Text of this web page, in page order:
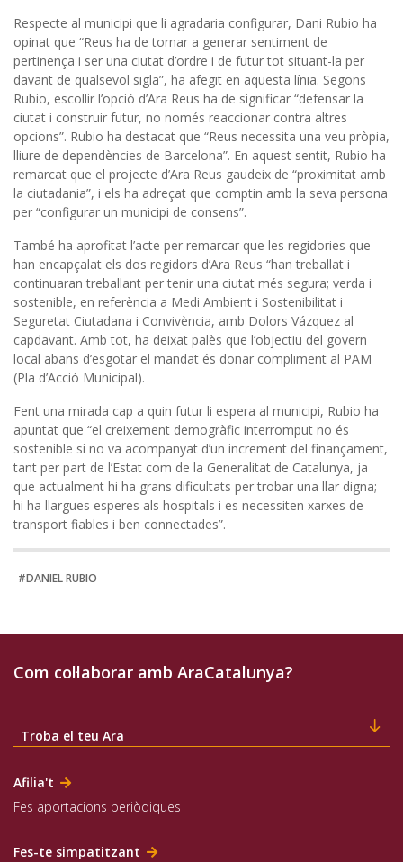
Respecte al municipi que li agradaria configurar, Dani Rubio ha
opinat que “Reus ha de tornar a generar sentiment de
pertinença i ser una ciutat d’ordre i de futur tot situant-la per
davant de qualsevol sigla”, ha afegit en aquesta línia. Segons
Rubio, escollir l’opció d’Ara Reus ha de significar “defensar la
ciutat i construir futur, no només reaccionar contra altres
opcions”. Rubio ha destacat que “Reus necessita una veu pròpia,
lliure de dependències de Barcelona”. En aquest sentit, Rubio ha
remarcat que el projecte d’Ara Reus gaudeix de “proximitat amb
la ciutadania”, i els ha adreçat que comptin amb la seva persona
per “configurar un municipi de consens”.
També ha aprofitat l’acte per remarcar que les regidories que
han encapçalat els dos regidors d’Ara Reus “han treballat i
continuaran treballant per tenir una ciutat més segura; verda i
sostenible, en referència a Medi Ambient i Sostenibilitat i
Seguretat Ciutadana i Convivència, amb Dolors Vázquez al
capdavant. Amb tot, ha deixat palès que l’objectiu del govern
local abans d’esgotar el mandat és donar compliment al PAM
(Pla d’Acció Municipal).
Fent una mirada cap a quin futur li espera al municipi, Rubio ha
apuntat que “el creixement demogràfic interromput no és
sostenible si no va acompanyat d’un increment del finançament,
tant per part de l’Estat com de la Generalitat de Catalunya, ja
que actualment hi ha grans dificultats per trobar una llar digna;
hi ha llargues esperes als hospitals i es necessiten xarxes de
transport fiables i ben connectades”.
#DANIEL RUBIO
Com col·laborar amb AraCatalunya?
Troba el teu Ara
Afilia't
Fes aportacions periòdiques
Fes-te simpatitzant